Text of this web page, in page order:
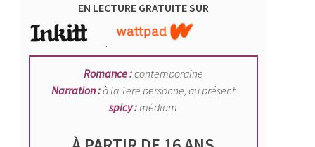
EN LECTURE GRATUITE SUR
Romance :contemporaine
Narration :à la 1ere personne, au présent
spicy : médium